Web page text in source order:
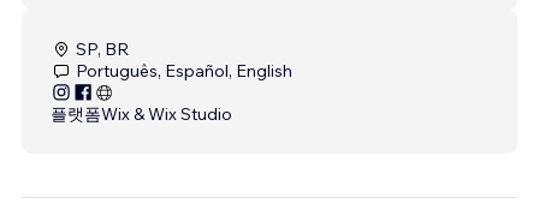
SP, BR
Português, Español, English
플랫폼Wix & Wix Studio